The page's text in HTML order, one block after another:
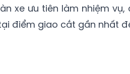
xe ưu tiên làm nhiệm
điểm giao cắt gần nhất